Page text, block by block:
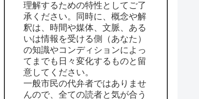
理解するための特性としてご了
承ください。同時に、概念や解
釈は、時間や媒体、文脈、ある
いは情報を受ける側（あなた）
の知識やコンディションによっ
てまでも日々変化するものと留
意してください。
一般市民の代弁者ではありませ
んので、全ての読者と気が合う